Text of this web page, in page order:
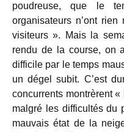
poudreuse, que le
organisateurs n’ont
visiteurs ». Mais la
rendu de la course, on
difficile par le temps
un dégel subit. C’est
concurrents montrèrent
malgré les difficultés du
mauvais état de la